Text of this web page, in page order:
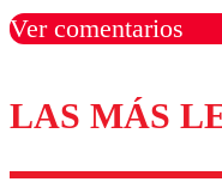
Ver comentarios
Los comentarios
LAS MÁS